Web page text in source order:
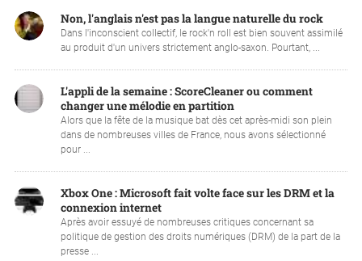
Non, l'anglais n'est pas la langue naturelle du rock
Dans l'inconscient collectif, le rock'n roll est bien souvent assimilé
au produit d'un univers strictement anglo-saxon. Pourtant, ...
L'appli de la semaine : ScoreCleaner ou comment
changer une mélodie en partition
Alors que la fête de la musique bat dès cet après-midi son plein
dans de nombreuses villes de France, nous avons sélectionné
pour ...
Xbox One : Microsoft fait volte face sur les DRM et la
connexion internet
Après avoir essuyé de nombreuses critiques concernant sa
politique de gestion des droits numériques (DRM) de la part de la
presse ...